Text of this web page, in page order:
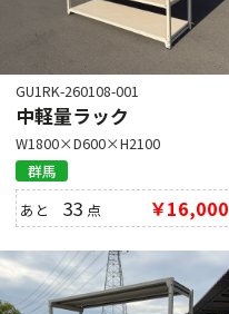
GU1RK-260108-001
中軽量ラック
W1800×D600×H2100
群馬
あと33 点 ￥16,000